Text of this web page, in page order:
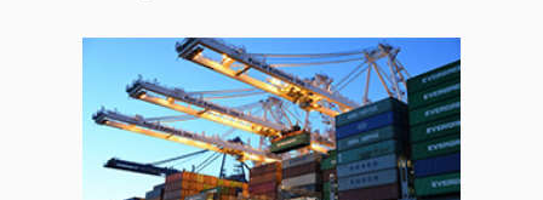
Nc Teilapparat
Ng 200
Tisch Drehmaschine